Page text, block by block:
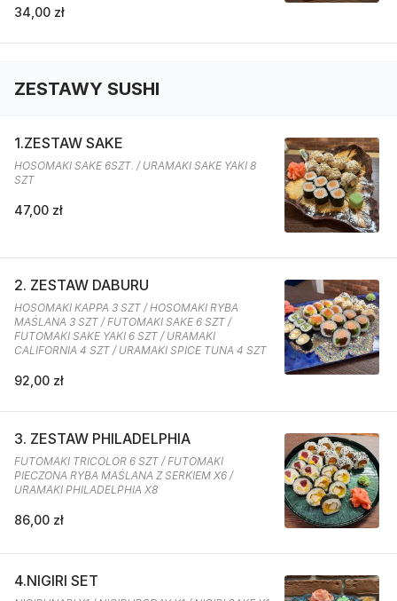
34,00 zł
ZESTAWY SUSHI
1.ZESTAW SAKE
HOSOMAKI SAKE 6SZT. / URAMAKI SAKE YAKI 8
SZT
47,00 zł
2. ZESTAW DABURU
HOSOMAKI KAPPA 3 SZT / HOSOMAKI RYBA
MAŚLANA 3 SZT / FUTOMAKI SAKE 6 SZT /
FUTOMAKI SAKE YAKI 6 SZT / URAMAKI
CALIFORNIA 4 SZT / URAMAKI SPICE TUNA 4 SZT
92,00 zł
3. ZESTAW PHILADELPHIA
FUTOMAKI TRICOLOR 6 SZT / FUTOMAKI
PIECZONA RYBA MAŚLANA Z SERKIEM X6 /
URAMAKI PHILADELPHIA X8
86,00 zł
4.NIGIRI SET